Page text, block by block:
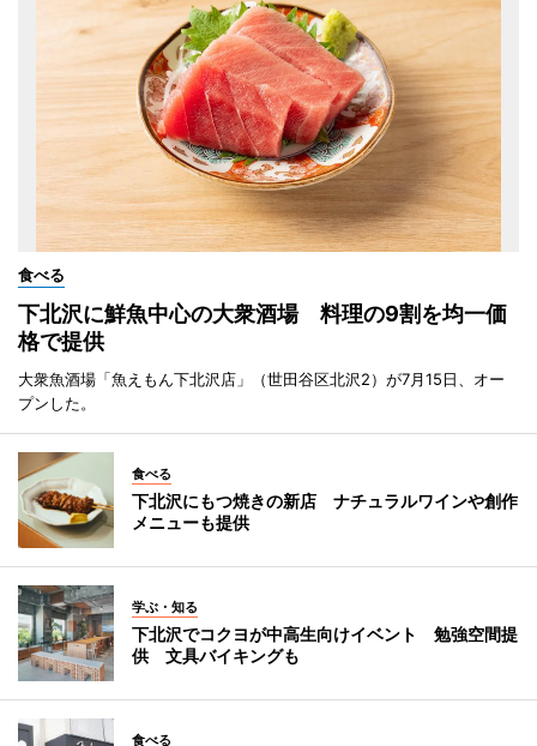
食べる
下北沢に鮮魚中心の大衆酒場 料理の9割を均一価
格で提供
大衆魚酒場「魚えもん下北沢店」（世田谷区北沢2）が7月15日、オー
プンした。
食べる
下北沢にもつ焼きの新店 ナチュラルワインや創作
メニューも提供
学ぶ・知る
下北沢でコクヨが中高生向けイベント 勉強空間提
供 文具バイキングも
食べる